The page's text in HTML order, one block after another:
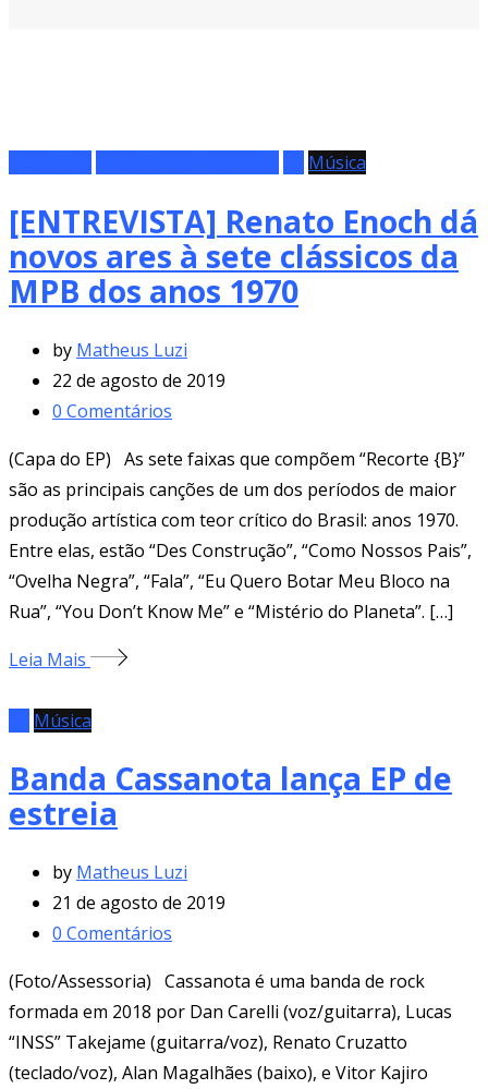
Música
[ENTREVISTA] Renato Enoch dá
novos ares à sete clássicos da
MPB dos anos 1970
by Matheus Luzi
22 de agosto de 2019
0 Comentários
(Capa do EP) As sete faixas que compõem “Recorte {B}”
são as principais canções de um dos períodos de maior
produção artística com teor crítico do Brasil: anos 1970.
Entre elas, estão “Des Construção”, “Como Nossos Pais”,
“Ovelha Negra”, “Fala”, “Eu Quero Botar Meu Bloco na
Rua”, “You Don’t Know Me” e “Mistério do Planeta”. […]
Leia Mais
Música
Banda Cassanota lança EP de
estreia
by Matheus Luzi
21 de agosto de 2019
0 Comentários
(Foto/Assessoria) Cassanota é uma banda de rock
formada em 2018 por Dan Carelli (voz/guitarra), Lucas
“INSS” Takejame (guitarra/voz), Renato Cruzatto
(teclado/voz), Alan Magalhães (baixo), e Vitor Kajiro